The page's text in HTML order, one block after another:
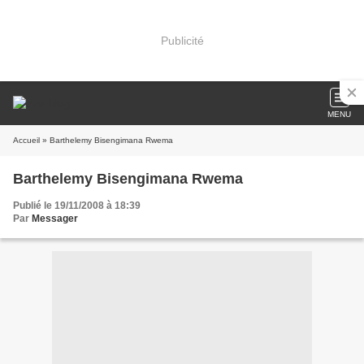
Publicité
MENU
Accueil » Barthelemy Bisengimana Rwema
Barthelemy Bisengimana Rwema
Publié le 19/11/2008 à 18:39
Par Messager